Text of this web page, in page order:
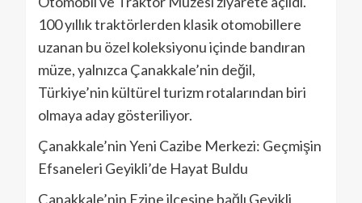
100 yıllık traktörlerden klasik otomobillere
uzanan bu özel koleksiyonu içinde bandıran
müze, yalnızca Çanakkale’nin değil,
Türkiye’nin kültürel turizm rotalarından biri
olmaya aday gösteriliyor.
Çanakkale’nin Yeni Cazibe Merkezi: Geçmişin
Efsaneleri Geyikli’de Hayat Buldu
Çanakkale’nin Ezine ilçesine bağlı Geyikli